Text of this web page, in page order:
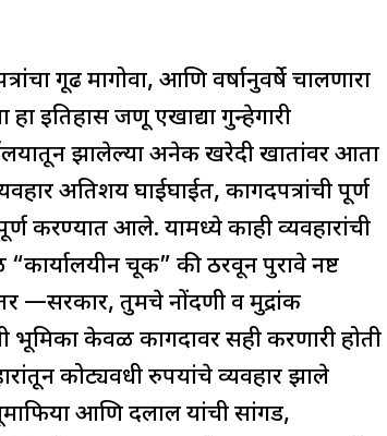
गूढ मागोवा, आणि वर्षानुवर्षे चालणारा
इतिहास जणू एखाद्या गुन्हेगारी
झालेल्या अनेक खरेदी खातांवर आता
अतिशय घाईघाईत, कागदपत्रांची पूर्ण
करण्यात आले. यामध्ये काही व्यवहारांची
चूक” की ठरवून पुरावे नष्ट
—सरकार, तुमचे नोंदणी व मुद्रांक
केवळ कागदावर सही करणारी होती
कोट्यवधी रुपयांचे व्यवहार झाले
आणि दलाल यांची सांगड,